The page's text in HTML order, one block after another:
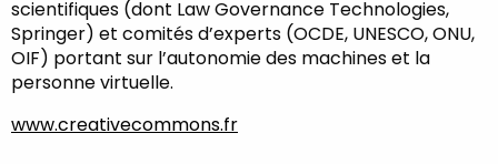
scientifiques (dont Law Governance Technologies,
Springer) et comités d’experts (OCDE, UNESCO, ONU,
OIF) portant sur l’autonomie des machines et la
personne virtuelle.
www.creativecommons.fr